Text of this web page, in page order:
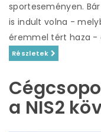
sporteseményen.
is indult volna -
éremmel tért haza -
Részletek
a NIS2